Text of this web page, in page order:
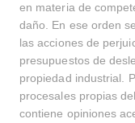
en materia de
daño. En ese orden
las acciones de
presupuestos de
propiedad industrial.
procesales propias
contiene opiniones